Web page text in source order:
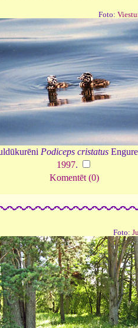
Foto:
Podiceps cristatus
1997.
Komentēt (0)
Foto: